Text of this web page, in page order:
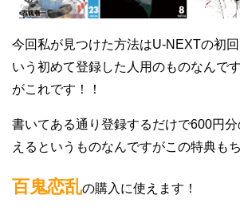
今回私が見つけた方法はU-NEXTの初
いう初めて登録した人用のものなんで
がこれです！！
書いてある通り登録するだけで600円
えるというものなんですがこの特典も
百鬼恋乱の購入に使えます！